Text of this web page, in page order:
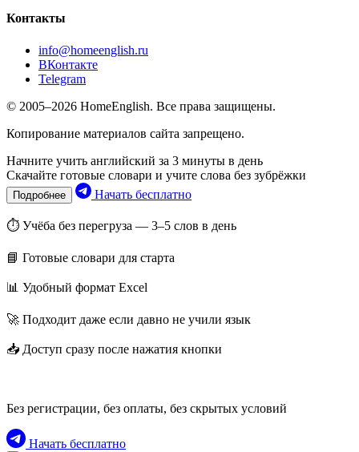
Контакты
info@homeenglish.ru
ВКонтакте
Telegram
© 2005–2026 HomeEnglish. Все права защищены.
Копирование материалов сайта запрещено.
Начните учить английский за 3 минуты в день
Скачайте готовые словари и учите слова без зубрёжки
Подробнее Начать бесплатно
⏱ Учёба без перегруза — 3–5 слов в день
📘 Готовые словари для старта
📊 Удобный формат Excel
🚀 Подходит даже если давно не учили язык
📥 Доступ сразу после нажатия кнопки
Без регистрации, без оплаты, без скрытых условий
Начать бесплатно